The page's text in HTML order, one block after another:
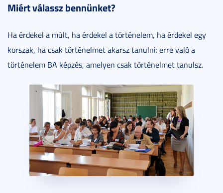
Miért válassz bennünket?
Ha érdekel a múlt, ha érdekel a történelem, ha érdekel egy
korszak, ha csak történelmet akarsz tanulni: erre való a
történelem BA képzés, amelyen csak történelmet tanulsz.